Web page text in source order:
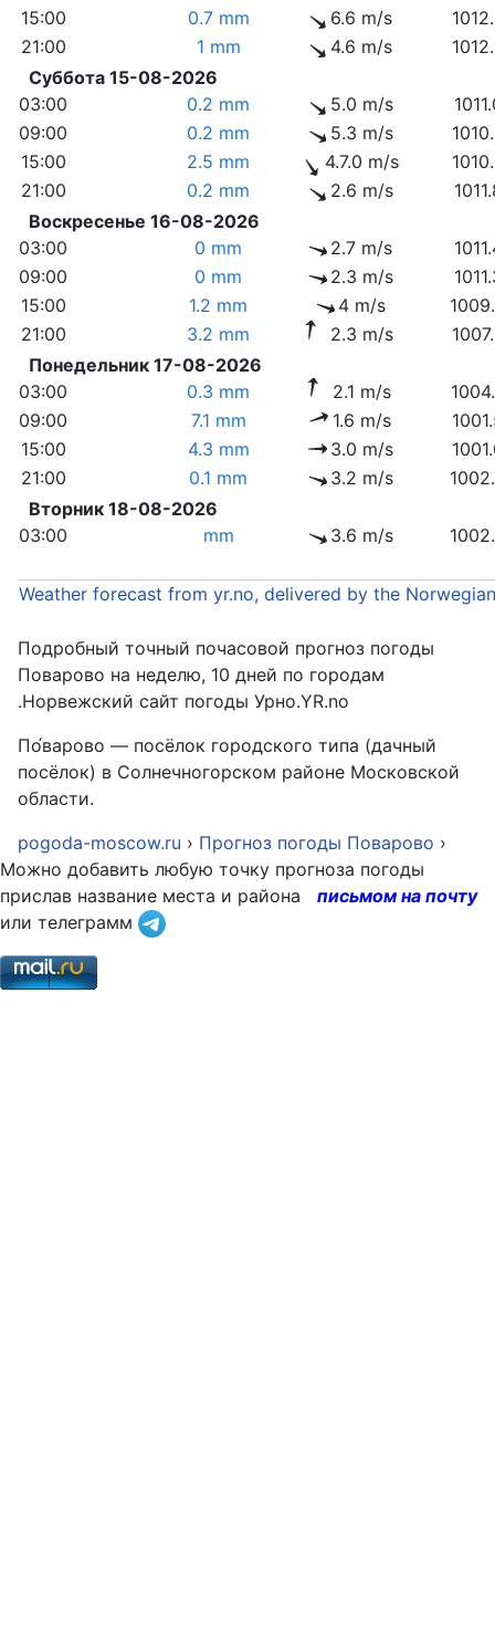
15:00 0.7 mm 6.6 m/s
21:00
1 mm 4.6 m/s
Суббота 15-08-2026
03:00
0.2 mm 5.0 m/s
09:00
0.2 mm 5.3 m/s
15:00
2.5 mm 4.7.0 m/s
21:00
0.2 mm 2.6 m/s
Воскресенье 16-08-2026
03:00
0 mm 2.7 m/s
09:00
0 mm 2.3 m/s
15:00
1.2 mm 4 m/s
21:00
3.2 mm 2.3 m/s
Понедельник 17-08-2026
03:00
0.3 mm 2.1 m/s
09:00
7.1 mm 1.6 m/s
15:00
4.3 mm 3.0 m/s
21:00
0.1 mm 3.2 m/s
Вторник 18-08-2026
03:00
mm 3.6 m/s
Weather forecast from yr.no, delivered by the
Подробный точный почасовой прогноз погоды
Поварово на неделю, 10 дней по городам
.Норвежский сайт погоды Урно.YR.no
По́варово — посёлок городского типа (дачный
посёлок) в Солнечногорском районе Московской
области.
pogoda-moscow.ru › Прогноз погоды Поварово ›
Можно добавить любую точку прогноза погоды
прислав название места и района
письмом на почту
или телеграмм